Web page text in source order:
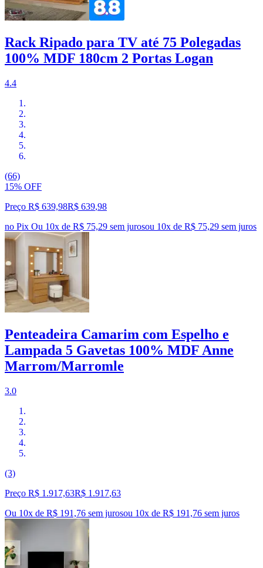
Rack Ripado para TV até 75 Polegadas
100% MDF 180cm 2 Portas Logan
4.4
(66)
15% OFF
Preço R$ 639,98R$ 639,98
no Pix Ou 10x de R$ 75,29 sem jurosou 10x de R$ 75,29 sem juros
Penteadeira Camarim com Espelho e
Lampada 5 Gavetas 100% MDF Anne
Marrom/Marromle
3.0
(3)
Preço R$ 1.917,63R$ 1.917,63
Ou 10x de R$ 191,76 sem jurosou 10x de R$ 191,76 sem juros